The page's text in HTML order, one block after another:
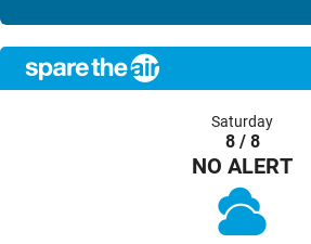
Saturday
8 / 8
NO ALERT